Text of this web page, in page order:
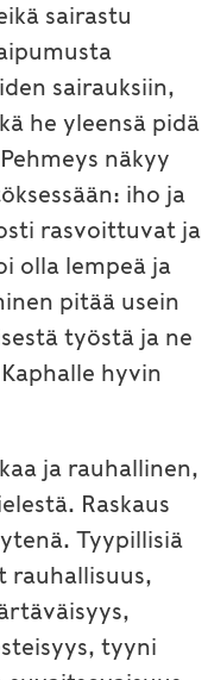
sairastu
sairauksiin,
he yleensä pidä
näkyy
iho ja
rasvoittuvat ja
olla lempeä ja
pitää usein
työstä ja ne
hyvin
ja rauhallinen,
Raskaus
Tyypillisiä
rauhallisuus,
tyyni